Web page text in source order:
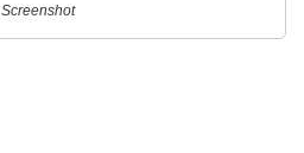
Screenshot